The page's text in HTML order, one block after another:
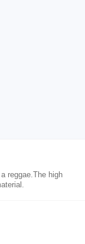
reggae.The high